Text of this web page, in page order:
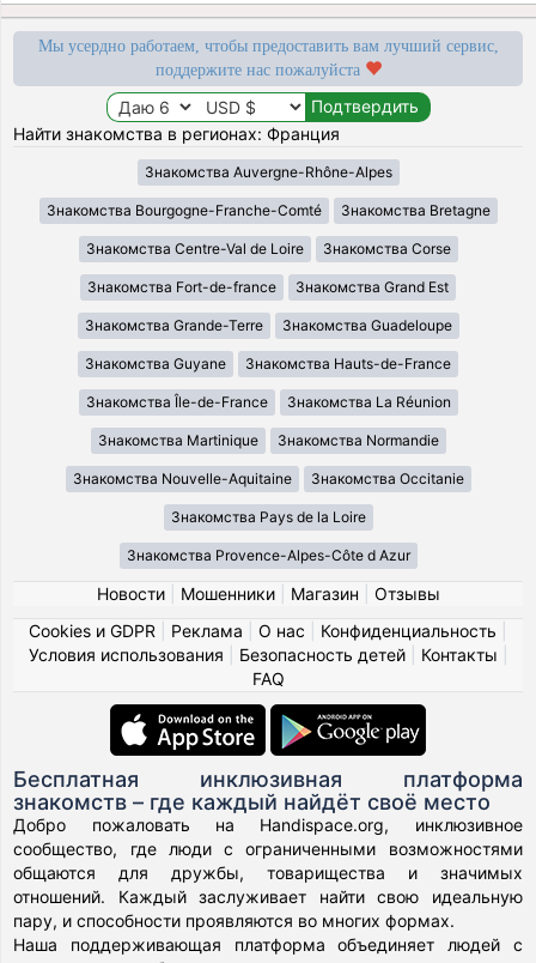
Мы усердно работаем, чтобы предоставить вам лучший сервис,
поддержите нас пожалуйста
Найти знакомства в регионах: Франция
Знакомства Auvergne-Rhône-Alpes
Знакомства Bourgogne-Franche-Comté Знакомства Bretagne
Знакомства Centre-Val de Loire Знакомства Corse
Знакомства Fort-de-france Знакомства Grand Est
Знакомства Grande-Terre Знакомства Guadeloupe
Знакомства Guyane Знакомства Hauts-de-France
Знакомства Île-de-France Знакомства La Réunion
Знакомства Martinique Знакомства Normandie
Знакомства Nouvelle-Aquitaine Знакомства Occitanie
Знакомства Pays de la Loire
Знакомства Provence-Alpes-Côte d Azur
Новости| Мошенники| Магазин
Отзывы
Cookies и GDPR
Реклама О нас Конфиденциальность
Условия использования
Безопасность детей| Контакты
FAQ
Бесплатная инклюзивная платформа
знакомств – где каждый найдёт своё место
Добро пожаловать на Handispace.org, инклюзивное
сообщество, где люди с ограниченными возможностями
общаются для дружбы, товарищества и значимых
отношений. Каждый заслуживает найти свою идеальную
пару, и способности проявляются во многих формах.
Наша поддерживающая платформа объединяет людей с